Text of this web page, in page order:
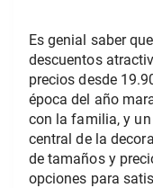
Es genial saber
descuentos
precios desde
época del año
con la familia, y
central de la
de tamaños y
opciones para